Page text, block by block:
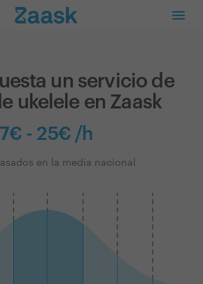
un servicio de
ukelele en Zaask
7€ - 25€ /h
en la media nacional